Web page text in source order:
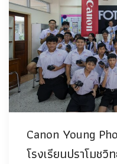
Canon Young
โรงเรียนปราโมชวิ